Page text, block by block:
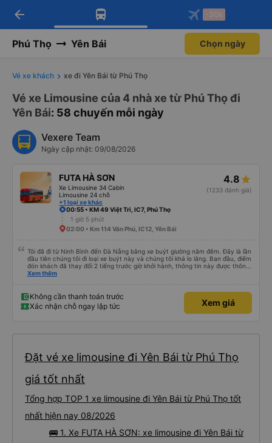
Tải app Vexere ngay!
Nhận ưu đãi thành viên độc
Mở app
Tải app Vexere
-30k/ghế khi đặt vé máy bay qua
Mở app
arrow_back -30k
Phú Thọ Yên Bái Chọn ngày
Vé xe khách xe đi Yên Bái từ Phú Thọ
Vé xe Limousine của 4 nhà xe từ Phú Thọ đi
Yên Bái: 58 chuyến mỗi ngày
Vexere Team
Ngày cập nhật: 09/08/2026
FUTA HÀ SƠN
Xe Limousine 34 Cabin
Limousine 24 chỗ
+1 loại xe khác
4.8
(1233 đánh giá)
00:55 • KM 49 Việt Trì, IC7, Phú Thọ
1 giờ 5 phút
02:00 • Km 114 Văn Phú, IC12, Yên Bái
Tôi đã đi từ Ninh Bình đến Đà Nẵng bằng xe buýt giường nằm đêm. Đây là lần
đầu tiên chúng tôi đi loại xe buýt này và chúng tôi khá lo lắng. Ban đầu, điểm
đón khách đã thay đổi 2 tiếng trước giờ khởi hành, thông tin này được thông
báo qua email. Chúng tôi đến đúng địa điểm lúc 9 giờ nhưng xe buýt không
phút. Khi xe buýt đến, tài xế đã đến tận nơi giúp đỡ chúng tôi và nhân viên
chăm sóc khách hàng cũng đã xác nhận qua email. Xe buýt sạch sẽ và
giường ngủ thoải mái. Tài xế rất tốt bụng và chu đáo vì biết chúng tôi là
Xem thêm
Không cần thanh toán trước
Xác nhận chỗ ngay lập tức
Xem giá
Đặt vé xe limousine đi Yên Bái từ Phú Thọ
giá tốt nhất
Tổng hợp TOP 1 xe limousine đi Yên Bái từ Phú Thọ tốt
nhất hiện nay 08/2026
🚌 1. Xe FUTA HÀ SƠN: xe limousine đi Yên Bái từ